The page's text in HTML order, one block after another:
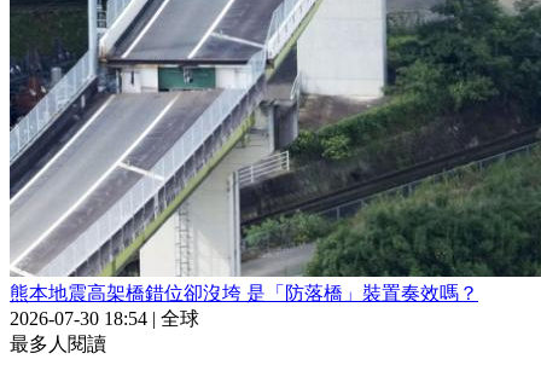
熊本地震高架橋錯位卻沒垮 是「防落橋」裝置奏效嗎？
2026-07-30 18:54 | 全球
最多人閱讀